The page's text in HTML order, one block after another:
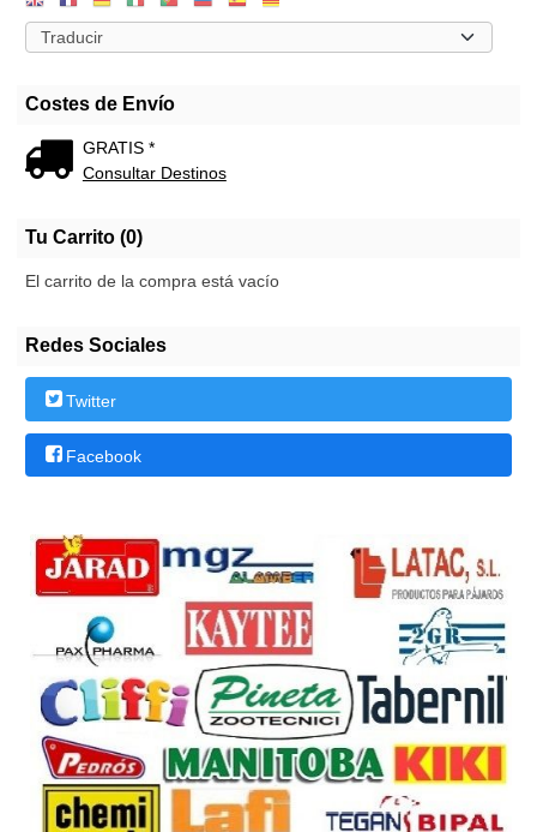
Costes de Envío
GRATIS *
Consultar Destinos
Tu Carrito (0)
El carrito de la compra está vacío
Redes Sociales
Twitter
Facebook